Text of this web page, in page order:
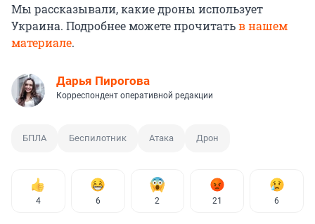
Мы рассказывали, какие дроны использует
Украина. Подробнее можете прочитатьв нашем
материале.
Дарья Пирогова
Корреспондент оперативной редакции
БПЛА Беспилотник Атака Дрон
4 6 2 21 6